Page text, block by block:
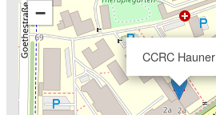
CCRC Hauner
−